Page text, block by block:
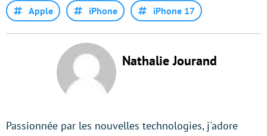
Apple iPhone iPhone 17
Nathalie Jourand
Passionnée par les nouvelles technologies, j'adore